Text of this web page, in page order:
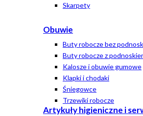
Skarpety
Obuwie
Buty robocze bez
Buty robocze z
Kalosze i obuwie gumowe
Klapki i chodaki
Śniegowce
Trzewiki robocze
Artykuły higieniczne i